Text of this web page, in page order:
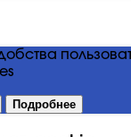
Подробнее